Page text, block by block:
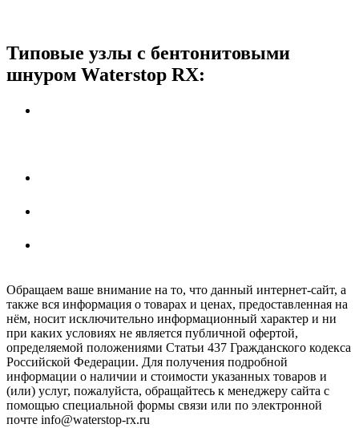
Типовые узлы с бентонитовыми
шнуром Waterstop RX:
Обращаем ваше внимание на то, что данный интернет-сайт, а
также вся информация о товарах и ценах, предоставленная на
нём, носит исключительно информационный характер и ни
при каких условиях не является публичной офертой,
определяемой положениями Статьи 437 Гражданского кодекса
Российской Федерации. Для получения подробной
информации о наличии и стоимости указанных товаров и
(или) услуг, пожалуйста, обращайтесь к менеджеру сайта с
помощью специальной формы связи или по электронной
почте info@waterstop-rx.ru